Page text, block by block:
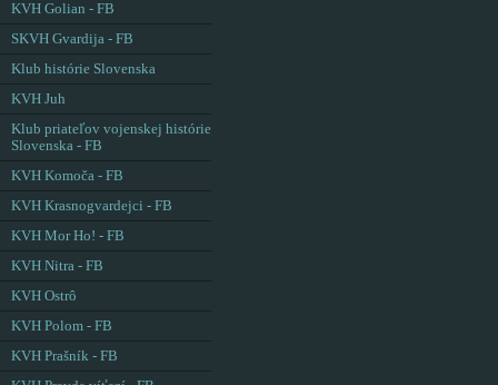
KVH Golian - FB
SKVH Gvardija - FB
Klub histórie Slovenska
KVH Juh
Klub priateľov vojenskej histórie
Slovenska - FB
KVH Komoča - FB
KVH Krasnogvardejci - FB
KVH Mor Ho! - FB
KVH Nitra - FB
KVH Ostrô
KVH Polom - FB
KVH Prašník - FB